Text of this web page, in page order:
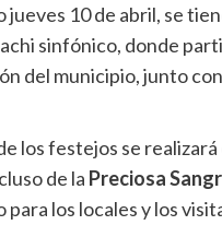
10 de abril, se
sinfónico, donde
del municipio, junto
los festejos se
de la Preciosa
los locales y los